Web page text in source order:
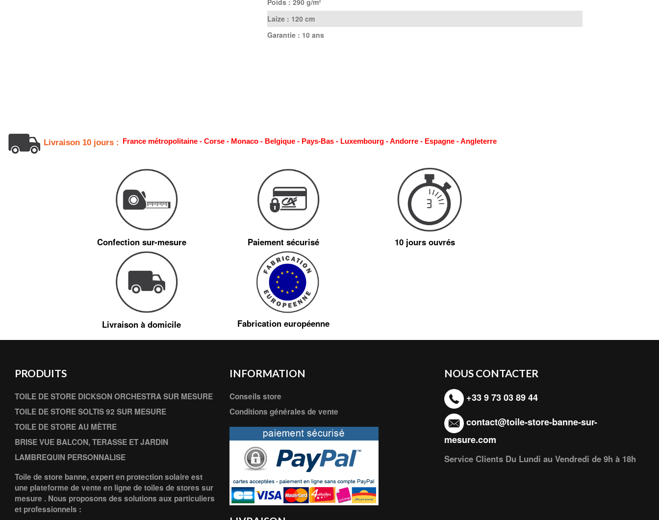
Poids : 290 g/m²
Laize : 120 cm
Garantie : 10 ans
Livraison 10 jours : France métropolitaine - Corse - Monaco - Belgique - Pays-Bas - Luxembourg - Andorre - Espagne - Angleterre
Confection sur-mesure Paiement sécurisé 10 jours ouvrés
Livraison à domicile Fabrication européenne
PRODUITS
TOILE DE STORE DICKSON ORCHESTRA SUR MESURE
TOILE DE STORE SOLTIS 92 SUR MESURE
TOILE DE STORE AU MÈTRE
BRISE VUE BALCON, TERASSE ET JARDIN
LAMBREQUIN PERSONNALISE
Toile de store banne, expert en protection solaire est
une plateforme de vente en ligne de toiles de stores sur
mesure . Nous proposons des solutions aux particuliers
et professionnels :
INFORMATION
Conseils store
Conditions générales de vente
NOUS CONTACTER
+33 9 73 03 89 44
contact@toile-store-banne-sur-
mesure.com
Service Clients Du Lundi au Vendredi de 9h à 18h